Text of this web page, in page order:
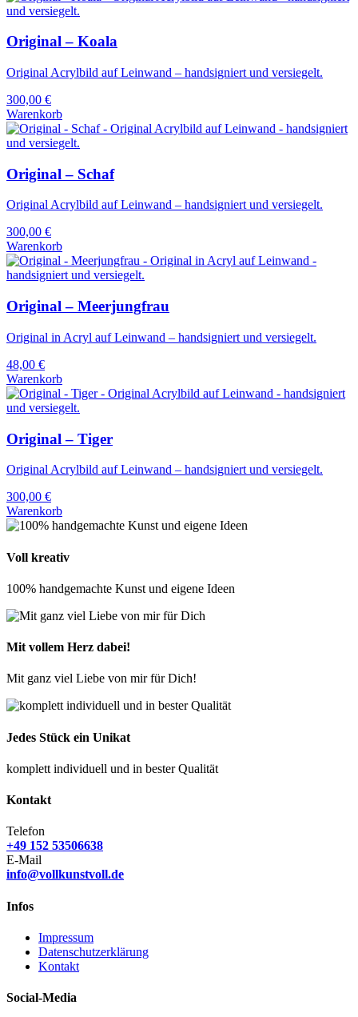
Original – Koala
Original Acrylbild auf Leinwand – handsigniert und versiegelt.
300,00 €
Warenkorb
Original – Schaf
Original Acrylbild auf Leinwand – handsigniert und versiegelt.
300,00 €
Warenkorb
Original – Meerjungfrau
Original in Acryl auf Leinwand – handsigniert und versiegelt.
48,00 €
Warenkorb
Original – Tiger
Original Acrylbild auf Leinwand – handsigniert und versiegelt.
300,00 €
Warenkorb
Voll kreativ
100% handgemachte Kunst und eigene Ideen
Mit vollem Herz dabei!
Mit ganz viel Liebe von mir für Dich!
Jedes Stück ein Unikat
komplett individuell und in bester Qualität
Kontakt
Telefon
+49 152 53506638
E-Mail
info@vollkunstvoll.de
Infos
Impressum
Datenschutzerklärung
Kontakt
Social-Media